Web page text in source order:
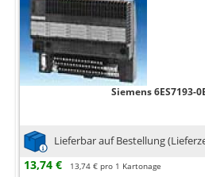
Siemens 6ES7193-
Lieferbar auf Bestellung
13,74 €
13,74 € pro 1 Kartonage